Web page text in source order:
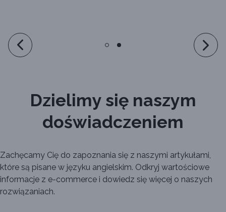
Dzielimy się naszym
doświadczeniem
Zachęcamy Cię do zapoznania się z naszymi artykułami,
które są pisane w języku angielskim. Odkryj wartościowe
informacje z e-commerce i dowiedz się więcej o naszych
rozwiązaniach.